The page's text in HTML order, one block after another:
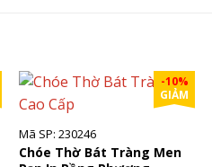
-10%
GIẢM
Mã SP: 230246
Chóe Thờ Bát Tràng Men